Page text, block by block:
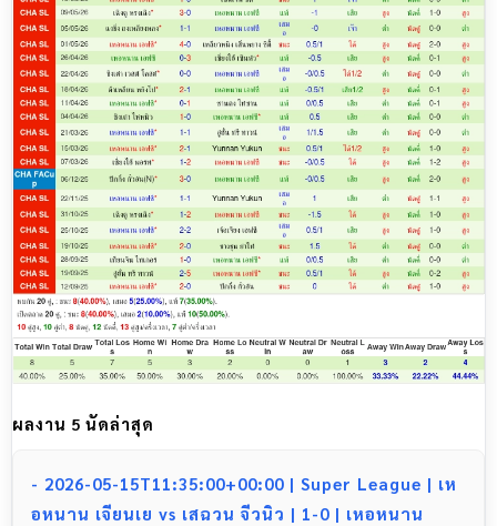
ผลงาน 5 นัดล่าสุด
- 2026-05-15T11:35:00+00:00 | Super League | เห
อหนาน เจียนเย vs เสฉวน จีวนิว | 1-0 | เหอหนาน